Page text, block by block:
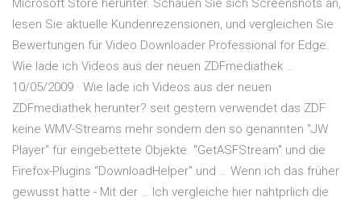
Microsoft Store herunter. Schauen Sie sich Screenshots an,
lesen Sie aktuelle Kundenrezensionen, und vergleichen Sie
Bewertungen für Video Downloader Professional for Edge.
Wie lade ich Videos aus der neuen ZDFmediathek …
10/05/2009 · Wie lade ich Videos aus der neuen
ZDFmediathek herunter? seit gestern verwendet das ZDF
keine WMV-Streams mehr sondern den so genannten "JW
Player" für eingebettete Objekte. "GetASFStream" und die
Firefox-Plugins "DownloadHelper" und … Wenn ich das früher
gewusst hätte - Mit der … Ich vergleiche hier nahtprlich die